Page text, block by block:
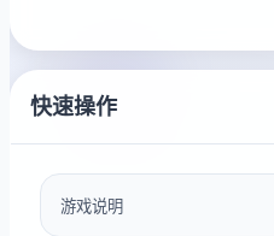
快速操作
游戏说明